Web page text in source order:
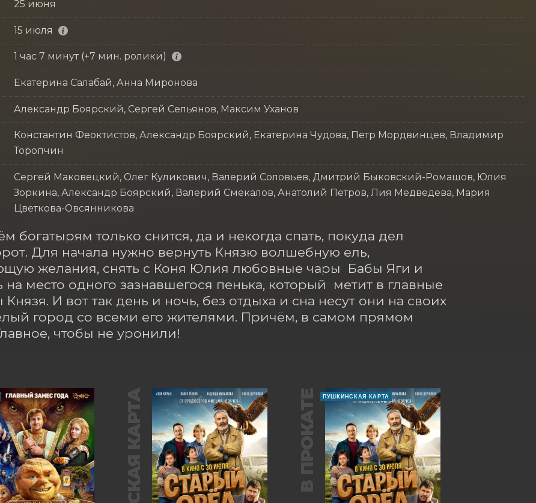
25 июня
15 июля
1 час 7 минут (+7 мин. ролики)
Екатерина Салабай, Анна Миронова
Александр Боярский, Сергей Сельянов, Максим Уханов
Константин Феоктистов, Александр Боярский, Екатерина Чудова, Петр Мордвинцев, Владимир
Торопчин
Сергей Маковецкий, Олег Куликович, Валерий Соловьев, Дмитрий Быковский-Ромашов, Юлия
Зоркина, Александр Боярский, Валерий Смекалов, Анатолий Петров, Лия Медведева, Мария
Цветкова-Овсянникова
богатырям только снится, да и некогда спать, покуда дел
Для начала нужно вернуть Князю волшебную ель,
желания, снять с Коня Юлия любовные чары  Бабы Яги и
на место одного зазнавшегося пенька, который  метит в главные
И вот так день и ночь, без отдыха и сна несут они на своих
город со всеми его жителями. Причём, в самом прямом
чтобы не уронили!
В ПРОКАТЕ ПУШКИНСКАЯ КАРТА